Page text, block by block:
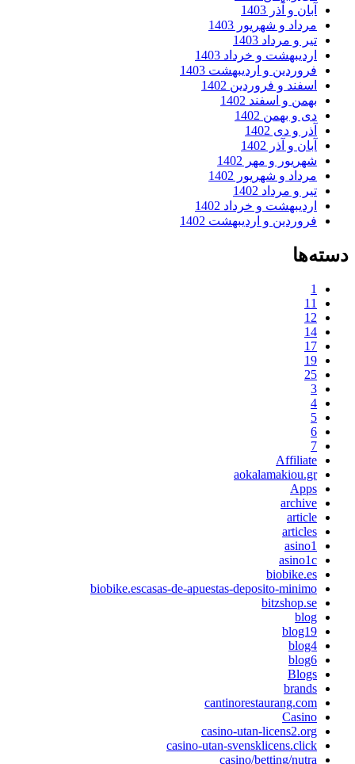
آبان و آذر 1403
مرداد و شهریور 1403
تیر و مرداد 1403
اردیبهشت و خرداد 1403
فروردین و اردیبهشت 1403
اسفند و فروردین 1402
بهمن و اسفند 1402
دی و بهمن 1402
آذر و دی 1402
آبان و آذر 1402
شهریور و مهر 1402
مرداد و شهریور 1402
تیر و مرداد 1402
اردیبهشت و خرداد 1402
فروردین و اردیبهشت 1402
دسته‌ها
1
11
12
14
17
19
25
3
4
5
6
7
Affiliate
aokalamakiou.gr
Apps
archive
article
articles
asino1
asino1c
biobike.es
biobike.escasas-de-apuestas-deposito-minimo
bitzshop.se
blog
blog19
blog4
blog6
Blogs
brands
cantinorestaurang.com
Casino
casino-utan-licens2.org
casino-utan-svensklicens.click
casino/betting/nutra